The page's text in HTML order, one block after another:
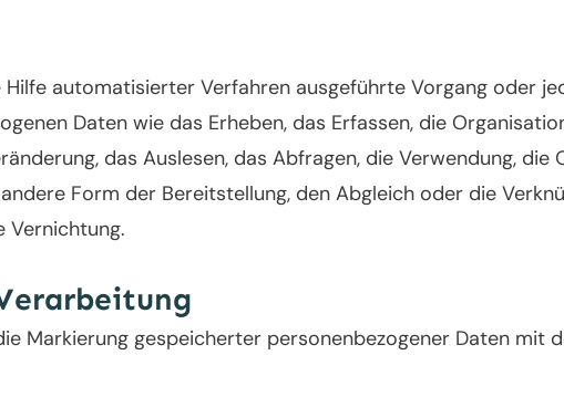
automatisierter Verfahren ausgeführte Vorgang oder
Daten wie das Erheben, das Erfassen, die
das Auslesen, das Abfragen, die Verwendung, die
Form der Bereitstellung, den Abgleich oder die
Vernichtung.
Markierung gespeicherter personenbezogener Daten mit